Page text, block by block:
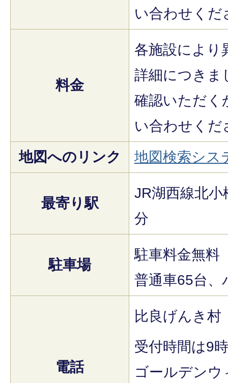
い合わせくだ
料金
各施設により
詳細につきま
確認いただく
い合わせくだ
地図へのリンク
地図検索シス
最寄り駅
JR湖西線北
分
駐車場
駐車料金無料
普通車65台、
電話
比良げんき
受付時間は9
ゴールデンウ